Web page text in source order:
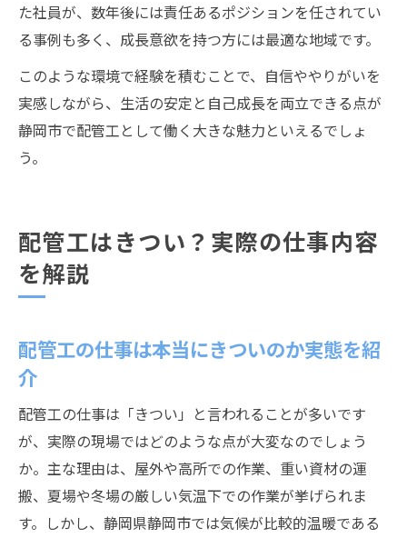
た社員が、数年後には責任あるポジションを任されてい
る事例も多く、成長意欲を持つ方には最適な地域です。
このような環境で経験を積むことで、自信ややりがいを
実感しながら、生活の安定と自己成長を両立できる点が
静岡市で配管工として働く大きな魅力といえるでしょ
う。
配管工はきつい？実際の仕事内容
を解説
配管工の仕事は本当にきついのか実態を紹
介
配管工の仕事は「きつい」と言われることが多いです
が、実際の現場ではどのような点が大変なのでしょう
か。主な理由は、屋外や高所での作業、重い資材の運
搬、夏場や冬場の厳しい気温下での作業が挙げられま
す。しかし、静岡県静岡市では気候が比較的温暖である